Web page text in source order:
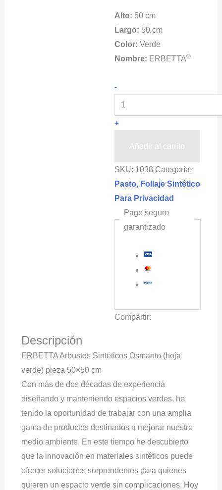
Alto: 50 cm
Largo: 50 cm
Color: Verde
Nombre: ERBETTA®
-Arbustos
Sintéticos
Osmanto
ERBETTA®
(hoja
Pieza
de
50x50cm
cantidad
+
Añadir al carrito
SKU: 1038 Categoría:
Pasto, Follaje Sintético
Para Privacidad
Pago seguro
garantizado
Compartir:
Descripción
ERBETTA Arbustos Sintéticos Osmanto (hoja
verde) pieza 50×50 cm
Con más de dos décadas de experiencia
diseñando y manteniendo espacios verdes, he
tenido la oportunidad de trabajar con una amplia
gama de productos destinados a mejorar nuestro
medio ambiente. En este tiempo he descubierto
que la innovación en materiales sintéticos puede
ofrecer soluciones sorprendentes para quienes
quieren un espacio verde sin complicaciones. Hoy